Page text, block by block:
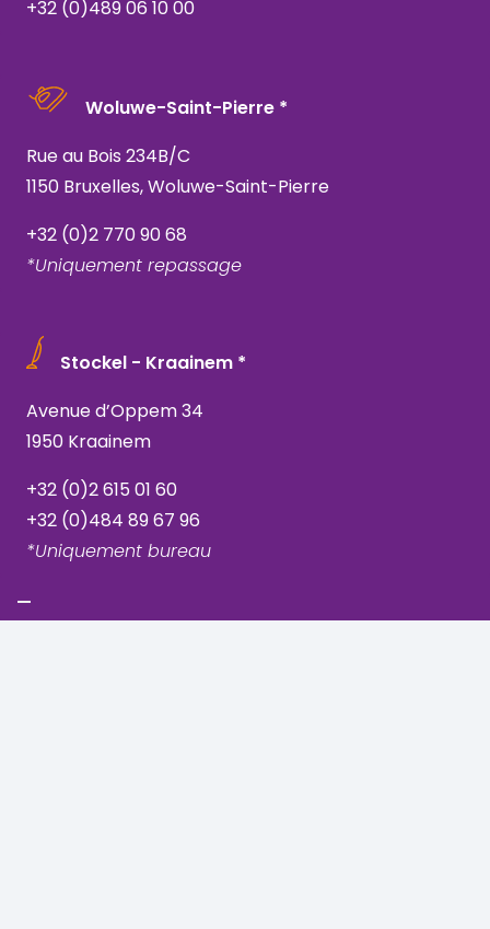
+32 (0)489 06 10 00
Woluwe-Saint-Pierre *
Rue au Bois 234B/C
1150 Bruxelles, Woluwe-Saint-Pierre
+32 (0)2 770 90 68
*Uniquement repassage
Stockel - Kraainem *
Avenue d’Oppem 34
1950 Kraainem
+32 (0)2 615 01 60
+32 (0)484 89 67 96
*Uniquement bureau